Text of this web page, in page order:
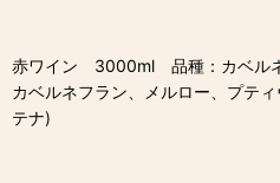
赤ワイン 3000ml 品種：カベル
カベルネフラン、メルロー、プテ
テナ)